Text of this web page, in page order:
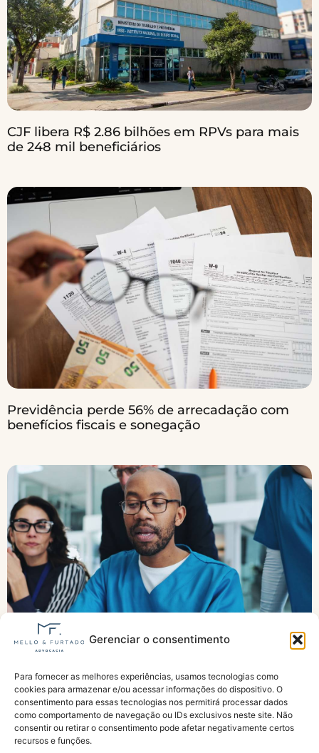
Gerenciar o consentimento
Para fornecer as melhores experiências, usamos tecnologias como
cookies para armazenar e/ou acessar informações do dispositivo. O
consentimento para essas tecnologias nos permitirá processar dados
como comportamento de navegação ou IDs exclusivos neste site. Não
consentir ou retirar o consentimento pode afetar negativamente certos
recursos e funções.
CJF libera R$ 2.86 bilhões em RPVs para mais
de 248 mil beneficiários
Previdência perde 56% de arrecadação com
benefícios fiscais e sonegação
Agentes de saúde pedem urgência para
aposentadoria especial